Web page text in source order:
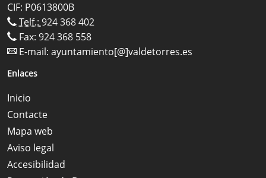
CIF: P0613800B
Telf.: 924 368 402
Fax: 924 368 558
E-mail: ayuntamiento[@]valdetorres.es
Enlaces
Inicio
Contacte
Mapa web
Aviso legal
Accesibilidad